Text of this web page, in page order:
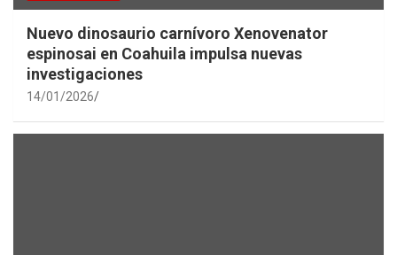
Nuevo dinosaurio carnívoro Xenovenator
espinosai en Coahuila impulsa nuevas
investigaciones
14/01/2026